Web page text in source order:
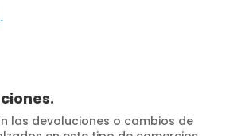
las devoluciones o cambios de